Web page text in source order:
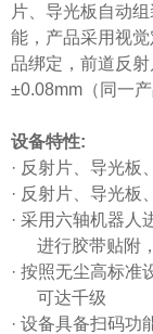
片、导光板自动
能，产品采用视
品绑定，前道反
±0.08mm（同一
设备特性:
· 反射片 导光板
· 反射片 导光板
· 采用六轴机器人
进行胶带贴附
· 按照无尘高标准
可达千级
· 设备具备扫码功